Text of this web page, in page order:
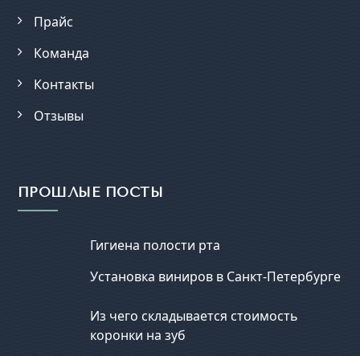
Прайс
Команда
Контакты
Отзывы
ПРОШЛЫЕ ПОСТЫ
Гигиена полости рта
Установка виниров в Санкт-Петербурге
Из чего складывается стоимость
коронки на зуб